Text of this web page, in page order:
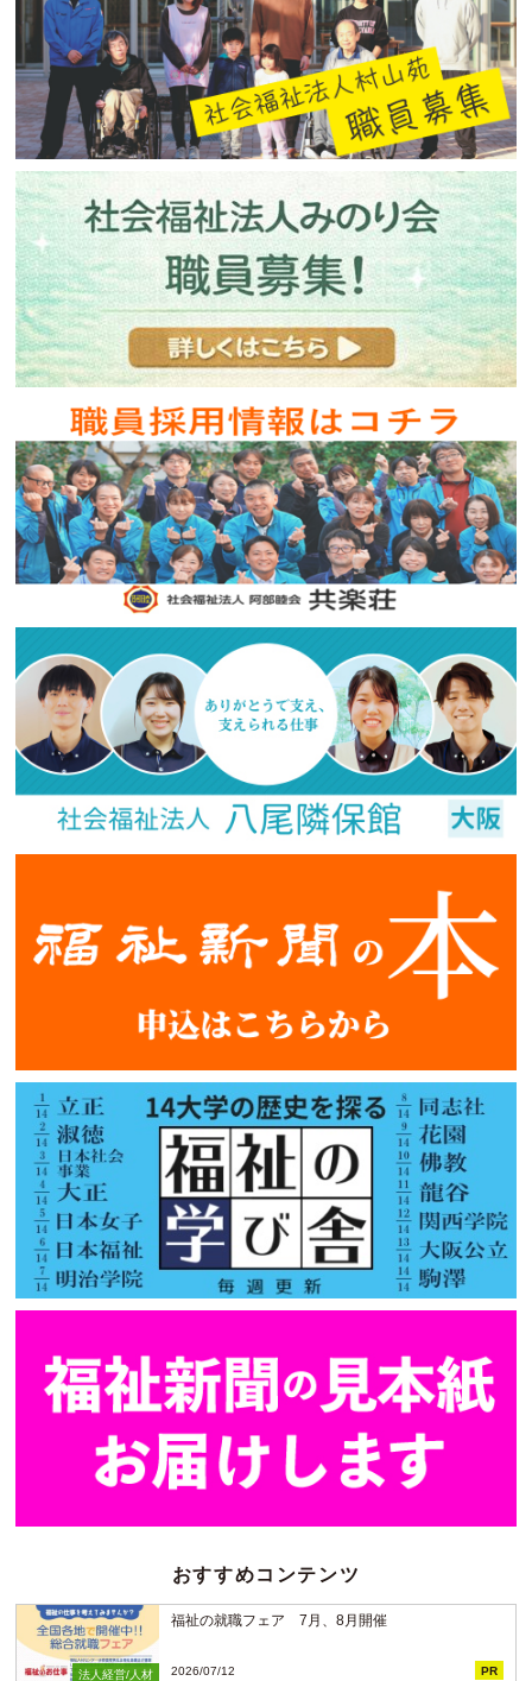
おすすめコンテンツ
法人経営/人材
福祉の就職フェア 7月、8月開催
2026/07/12 PR